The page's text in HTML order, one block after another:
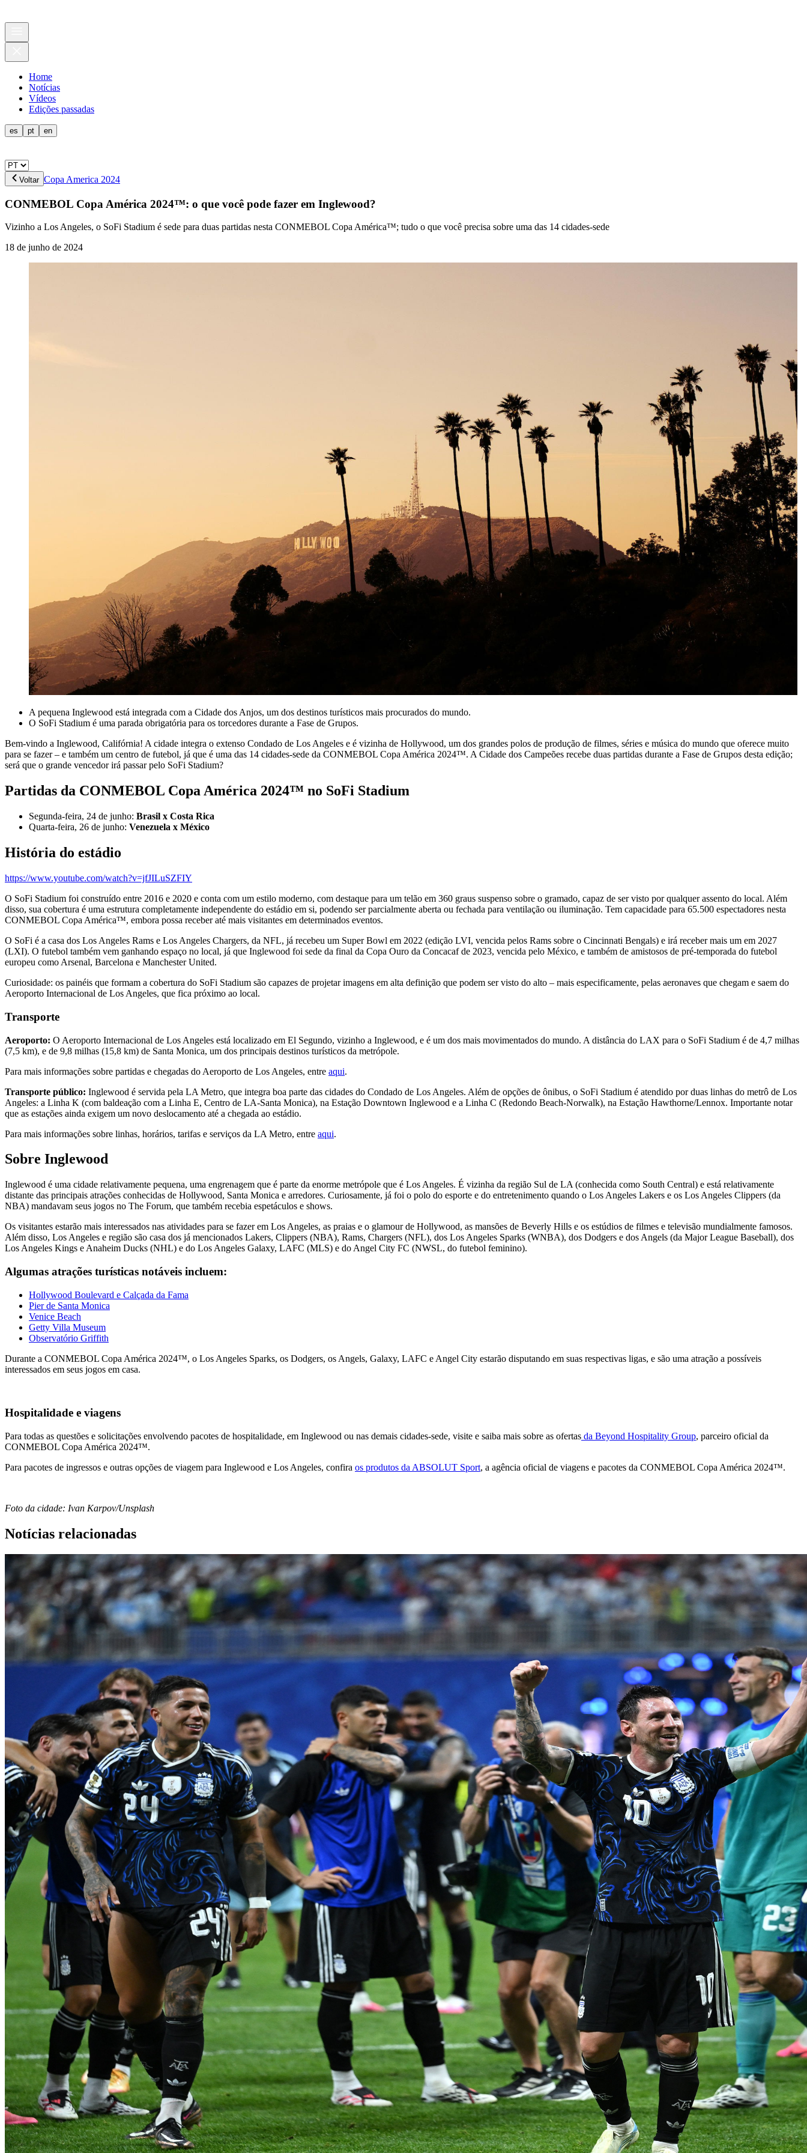
Home
Notícias
Vídeos
Edições passadas
es pt en
Voltar Copa America 2024
CONMEBOL Copa América 2024™: o que você pode fazer em Inglewood?
Vizinho a Los Angeles, o SoFi Stadium é sede para duas partidas nesta CONMEBOL Copa América™; tudo o que você precisa sobre uma das 14 cidades-sede
18 de junho de 2024
A pequena Inglewood está integrada com a Cidade dos Anjos, um dos destinos turísticos mais procurados do mundo.
O SoFi Stadium é uma parada obrigatória para os torcedores durante a Fase de Grupos.
Bem-vindo a Inglewood, Califórnia! A cidade integra o extenso Condado de Los Angeles e é vizinha de Hollywood, um dos grandes polos de produção de filmes, séries e música do mundo que oferece muito
para se fazer – e também um centro de futebol, já que é uma das 14 cidades-sede da CONMEBOL Copa América 2024™. A Cidade dos Campeões recebe duas partidas durante a Fase de Grupos desta edição;
será que o grande vencedor irá passar pelo SoFi Stadium?
Partidas da CONMEBOL Copa América 2024™ no SoFi Stadium
Segunda-feira, 24 de junho: Brasil x Costa Rica
Quarta-feira, 26 de junho: Venezuela x México
História do estádio
https://www.youtube.com/watch?v=jfJILuSZFIY
O SoFi Stadium foi construído entre 2016 e 2020 e conta com um estilo moderno, com destaque para um telão em 360 graus suspenso sobre o gramado, capaz de ser visto por qualquer assento do local. Além
disso, sua cobertura é uma estrutura completamente independente do estádio em si, podendo ser parcialmente aberta ou fechada para ventilação ou iluminação. Tem capacidade para 65.500 espectadores nesta
CONMEBOL Copa América™, embora possa receber até mais visitantes em determinados eventos.
O SoFi é a casa dos Los Angeles Rams e Los Angeles Chargers, da NFL, já recebeu um Super Bowl em 2022 (edição LVI, vencida pelos Rams sobre o Cincinnati Bengals) e irá receber mais um em 2027
(LXI). O futebol também vem ganhando espaço no local, já que Inglewood foi sede da final da Copa Ouro da Concacaf de 2023, vencida pelo México, e também de amistosos de pré-temporada do futebol
europeu como Arsenal, Barcelona e Manchester United.
Curiosidade: os painéis que formam a cobertura do SoFi Stadium são capazes de projetar imagens em alta definição que podem ser visto do alto – mais especificamente, pelas aeronaves que chegam e saem do
Aeroporto Internacional de Los Angeles, que fica próximo ao local.
Transporte
Aeroporto: O Aeroporto Internacional de Los Angeles está localizado em El Segundo, vizinho a Inglewood, e é um dos mais movimentados do mundo. A distância do LAX para o SoFi Stadium é de 4,7 milhas
(7,5 km), e de 9,8 milhas (15,8 km) de Santa Monica, um dos principais destinos turísticos da metrópole.
Para mais informações sobre partidas e chegadas do Aeroporto de Los Angeles, entre aqui.
Transporte público: Inglewood é servida pela LA Metro, que integra boa parte das cidades do Condado de Los Angeles. Além de opções de ônibus, o SoFi Stadium é atendido por duas linhas do metrô de Los
Angeles: a Linha K (com baldeação com a Linha E, Centro de LA-Santa Monica), na Estação Downtown Inglewood e a Linha C (Redondo Beach-Norwalk), na Estação Hawthorne/Lennox. Importante notar
que as estações ainda exigem um novo deslocamento até a chegada ao estádio.
Para mais informações sobre linhas, horários, tarifas e serviços da LA Metro, entre aqui.
Sobre Inglewood
Inglewood é uma cidade relativamente pequena, uma engrenagem que é parte da enorme metrópole que é Los Angeles. É vizinha da região Sul de LA (conhecida como South Central) e está relativamente
distante das principais atrações conhecidas de Hollywood, Santa Monica e arredores. Curiosamente, já foi o polo do esporte e do entretenimento quando o Los Angeles Lakers e os Los Angeles Clippers (da
NBA) mandavam seus jogos no The Forum, que também recebia espetáculos e shows.
Os visitantes estarão mais interessados nas atividades para se fazer em Los Angeles, as praias e o glamour de Hollywood, as mansões de Beverly Hills e os estúdios de filmes e televisão mundialmente famosos.
Além disso, Los Angeles e região são casa dos já mencionados Lakers, Clippers (NBA), Rams, Chargers (NFL), dos Los Angeles Sparks (WNBA), dos Dodgers e dos Angels (da Major League Baseball), dos
Los Angeles Kings e Anaheim Ducks (NHL) e do Los Angeles Galaxy, LAFC (MLS) e do Angel City FC (NWSL, do futebol feminino).
Algumas atrações turísticas notáveis incluem:
Hollywood Boulevard e Calçada da Fama
Pier de Santa Monica
Venice Beach
Getty Villa Museum
Observatório Griffith
Durante a CONMEBOL Copa América 2024™, o Los Angeles Sparks, os Dodgers, os Angels, Galaxy, LAFC e Angel City estarão disputando em suas respectivas ligas, e são uma atração a possíveis
interessados em seus jogos em casa.
Hospitalidade e viagens
Para todas as questões e solicitações envolvendo pacotes de hospitalidade, em Inglewood ou nas demais cidades-sede, visite e saiba mais sobre as ofertas da Beyond Hospitality Group, parceiro oficial da
CONMEBOL Copa América 2024™.
Para pacotes de ingressos e outras opções de viagem para Inglewood e Los Angeles, confira os produtos da ABSOLUT Sport, a agência oficial de viagens e pacotes da CONMEBOL Copa América 2024™.
Foto da cidade: Ivan Karpov/Unsplash
Notícias relacionadas